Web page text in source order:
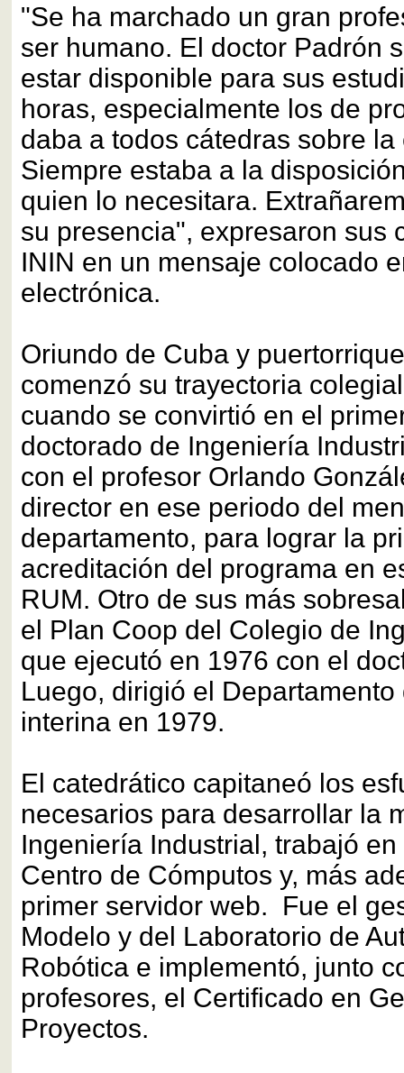
"Se ha marchado un gran
ser humano. El doctor Padrón
estar disponible para sus
horas, especialmente los de
daba a todos cátedras sobre la
Siempre estaba a la
quien lo necesitara.
su presencia", expresaron sus
ININ en un mensaje colocado
electrónica.
Oriundo de Cuba y
comenzó su trayectoria
cuando se convirtió en el
doctorado de Ingeniería
con el profesor Orlando
director en ese periodo del
departamento, para lograr la
acreditación del programa en
RUM. Otro de sus más
el Plan Coop del Colegio de
que ejecutó en 1976 con el
Luego, dirigió el Departamento
interina en 1979.
El catedrático capitaneó los
necesarios para desarrollar la
Ingeniería Industrial, trabajó
Centro de Cómputos y, más
primer servidor web. Fue el
Modelo y del Laboratorio de
Robótica e implementó, junto
profesores, el Certificado en
Proyectos.